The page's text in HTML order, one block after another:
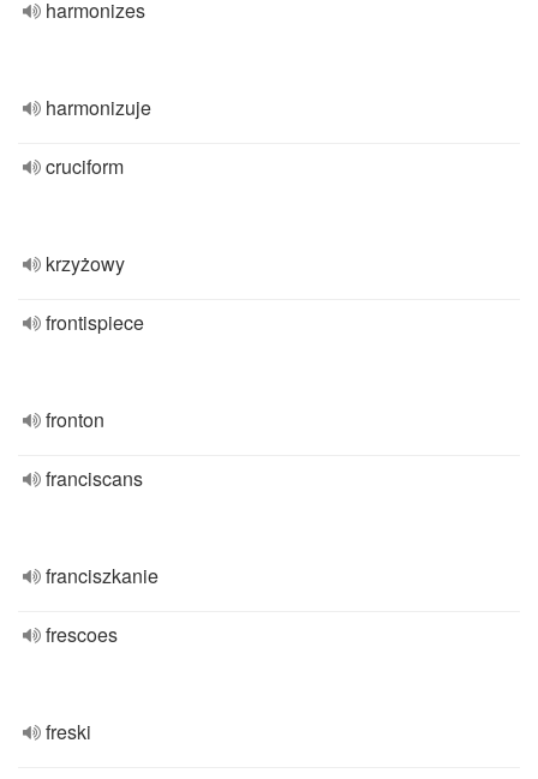
harmonizes
harmonizuje
cruciform
krzyżowy
frontispiece
fronton
franciscans
franciszkanie
frescoes
freski